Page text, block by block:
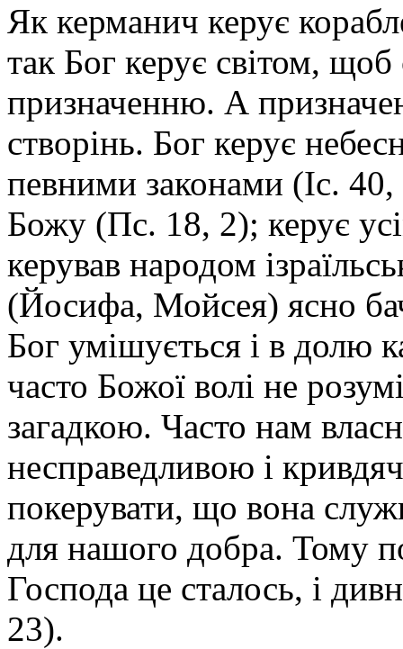
Як керманич керує
так Бог керує світом, щоб
призначенню. А
створінь. Бог керує
певними законами (Іс. 40,
Божу (Пс. 18, 2); керує
керував народом
(Йосифа, Мойсея) ясно
Бог умішується і в долю
часто Божої волі не
загадкою. Часто нам
несправедливою і
покерувати, що вона
для нашого добра. Тому
Господа це сталось, і
23).